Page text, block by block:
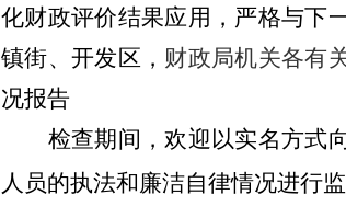
化财政评价结果应用，严格与下
镇街、开发区， 财政局机关各有
况报告
检查期间，欢迎以实名方式
人员的执法和廉洁自律情况进行监